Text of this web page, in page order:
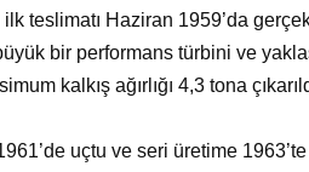
teslimatı Haziran 1959’da
bir performans türbini ve
kalkış ağırlığı 4,3 tona
uçtu ve seri üretime